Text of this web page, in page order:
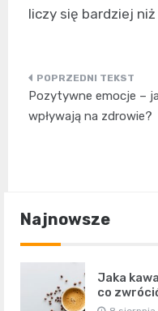
liczy się bardziej
Nawigacja
wpisu
Pozytywne emocje –
wpływają na zdrowie?
Najnowsze
Jaka
co